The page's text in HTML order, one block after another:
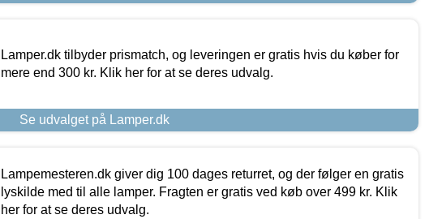
Lamper.dk tilbyder prismatch, og leveringen er gratis hvis du køber for
mere end 300 kr. Klik her for at se deres udvalg.
Se udvalget på Lamper.dk
Lampemesteren.dk giver dig 100 dages returret, og der følger en gratis
lyskilde med til alle lamper. Fragten er gratis ved køb over 499 kr. Klik
her for at se deres udvalg.